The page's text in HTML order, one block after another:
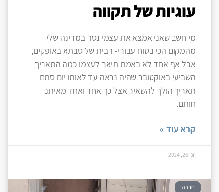
עוגיות של תקווה
מי חשב שאני אמצא את עצמי נסה במדינה שלי
מהמקום הכי בטוח עבורי- הבית של סבתא באופקים,
אבל אף אחד לא באמת תיאר לעצמו כמה התאריך
השביעי באוקטובר שהיה נראה עד לאותו יום סתם
תאריך הולך להשאיר אצל כך אחד ואחד מאיתנו
חותם.
קרא עוד »
יוני 26, 2024
חברה